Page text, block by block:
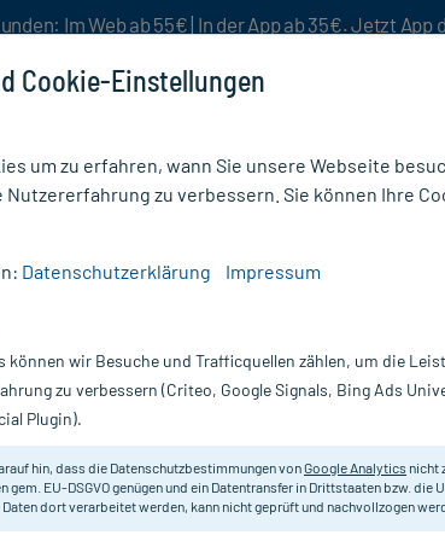
Im Web ab 55€ | In der App ab 35€. Jetzt App
Nur für kurze Zeit:Gratis-Versand* ab 19€
12 St MoliCare
Diskrete
Cookie-Einstellungen
um zu erfahren, wann Sie unsere Webseite
Nutzererfahrung zu verbessern. Sie können Ihre
Datenschutzerklärung Impressum
können wir Besuche und Trafficquellen zählen, um die
zu verbessern (Criteo, Google Signals, Bing Ads
Plugin).
hin, dass die Datenschutzbestimmungen vonGoogle Analytics nicht
gem. EU-DSGVO genügen und ein Datentransfer in Drittstaaten bzw. die
Daten dort verarbeitet werden, kann nicht geprüft und nachvollzogen